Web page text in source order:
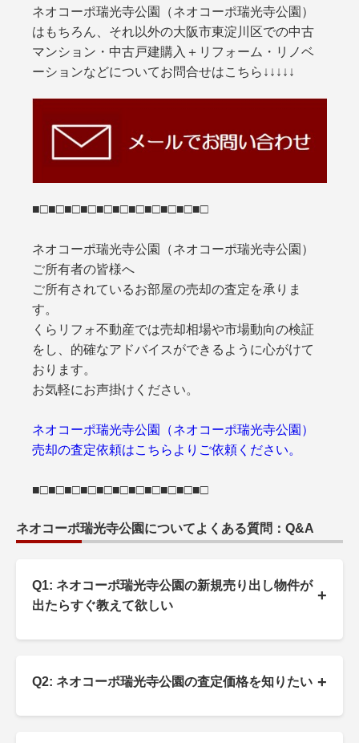
ネオコーポ瑞光寺公園（ネオコーポ瑞光寺公園）
はもちろん、それ以外の大阪市東淀川区での中古
マンション・中古戸建購入＋リフォーム・リノベ
ーションなどについてお問合せはこちら↓↓↓↓↓
■□■□■□■□■□■□■□■□■□■□■□
ネオコーポ瑞光寺公園（ネオコーポ瑞光寺公園）
ご所有者の皆様へ
ご所有されているお部屋の売却の査定を承りま
す。
くらリフォ不動産では売却相場や市場動向の検証
をし、的確なアドバイスができるように心がけて
おります。
お気軽にお声掛けください。
ネオコーポ瑞光寺公園（ネオコーポ瑞光寺公園）
売却の査定依頼はこちらよりご依頼ください。
■□■□■□■□■□■□■□■□■□■□■□
ネオコーポ瑞光寺公園についてよくある質問：Q&A
Q1: ネオコーポ瑞光寺公園の新規売り出し物件が
出たらすぐ教えて欲しい
+
Q2: ネオコーポ瑞光寺公園の査定価格を知りたい +